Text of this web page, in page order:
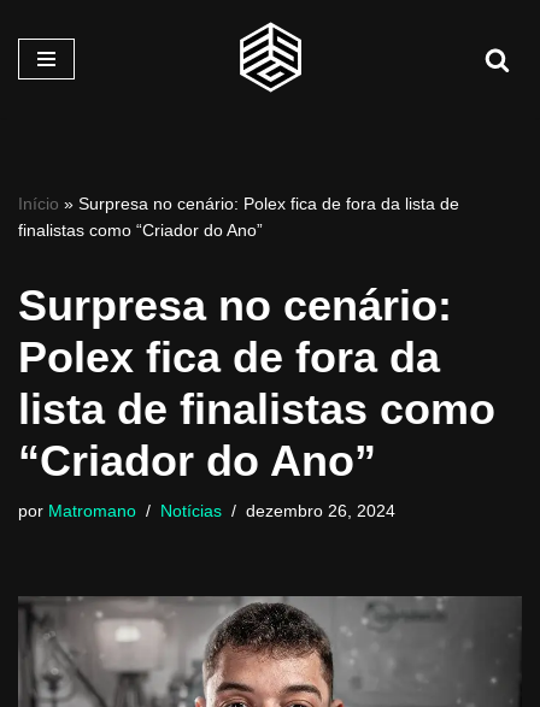
Pular
Início » Surpresa no cenário: Polex fica de fora da lista de
finalistas como “Criador do Ano”
Surpresa no cenário:
Polex fica de fora da
lista de finalistas como
“Criador do Ano”
por Matromano Notícias dezembro 26, 2024